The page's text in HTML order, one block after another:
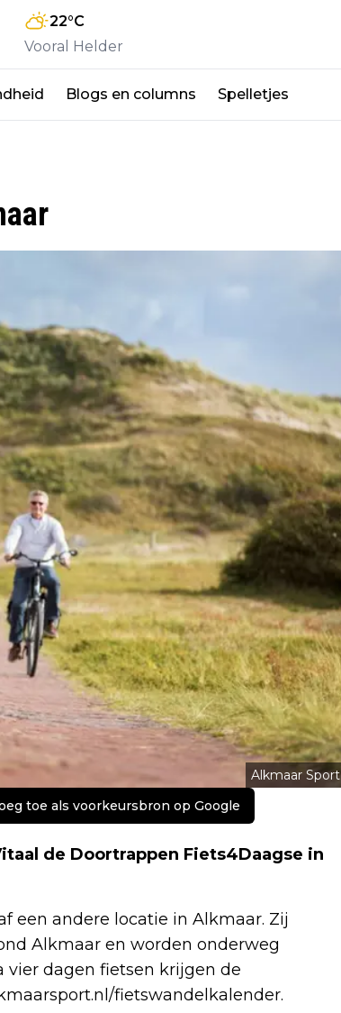
22°C
Vooral Helder
Blogs en columns Spelletjes
Alkmaar Sport
toe als voorkeursbron op Google
de Doortrappen Fiets4Daagse in
een andere locatie in Alkmaar. Zij
Alkmaar en worden onderweg
vier dagen fietsen krijgen de
fietswandelkalender.